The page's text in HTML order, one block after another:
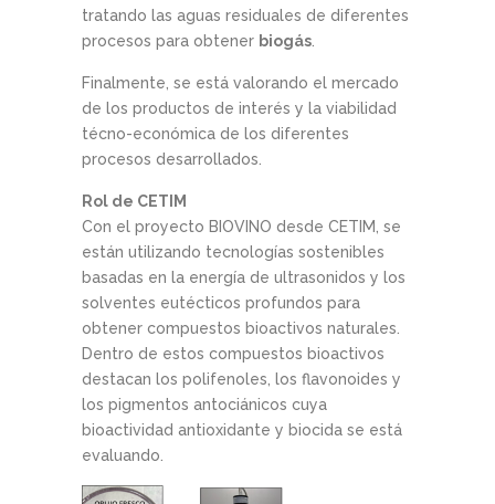
tratando las aguas residuales de diferentes
procesos para obtener biogás
Finalmente, se está valorando el mercado
de los productos de interés y la viabilidad
técno-económica de los diferentes
procesos desarrollados.
Rol de CETIM
Con el proyecto BIOVINO desde CETIM, se
están utilizando tecnologías sostenibles
basadas en la energía de ultrasonidos y los
solventes eutécticos profundos para
obtener compuestos bioactivos naturales.
Dentro de estos compuestos bioactivos
destacan los polifenoles, los flavonoides y
los pigmentos antociánicos cuya
bioactividad antioxidante y biocida se está
evaluando.